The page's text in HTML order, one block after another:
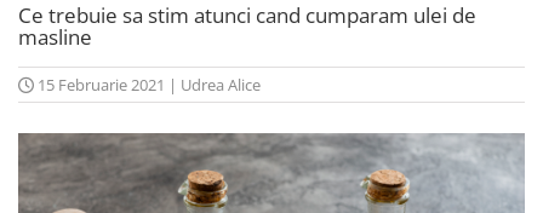
Ce trebuie sa stim atunci cand cumparam ulei de
masline
15 Februarie 2021 | Udrea Alice